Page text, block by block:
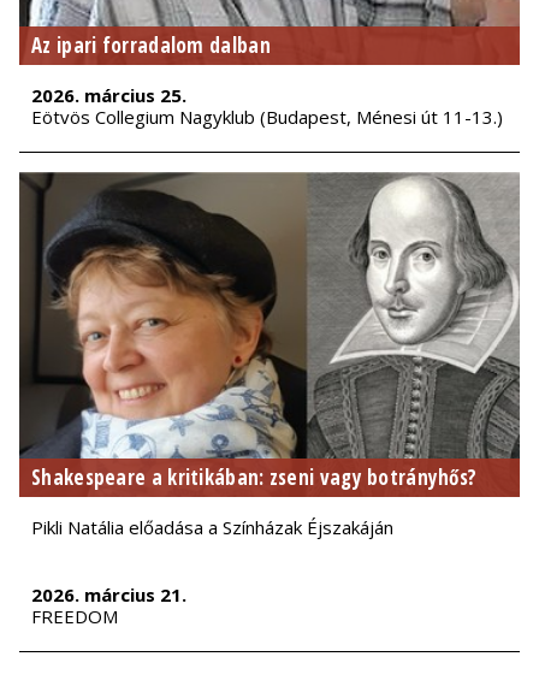
Az ipari forradalom dalban
2026. március 25.
Eötvös Collegium Nagyklub (Budapest, Ménesi út 11-13.)
Shakespeare a kritikában: zseni vagy botrányhős?
Pikli Natália előadása a Színházak Éjszakáján
2026. március 21.
FREEDOM